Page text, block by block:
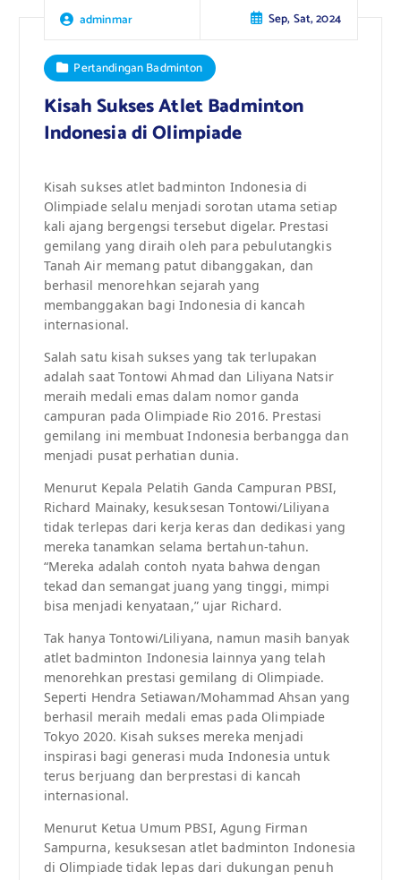
adminmar Sep, Sat, 2024
Pertandingan Badminton
Kisah Sukses Atlet Badminton
Indonesia di Olimpiade
Kisah sukses atlet badminton Indonesia di
Olimpiade selalu menjadi sorotan utama setiap
kali ajang bergengsi tersebut digelar. Prestasi
gemilang yang diraih oleh para pebulutangkis
Tanah Air memang patut dibanggakan, dan
berhasil menorehkan sejarah yang
membanggakan bagi Indonesia di kancah
internasional.
Salah satu kisah sukses yang tak terlupakan
adalah saat Tontowi Ahmad dan Liliyana Natsir
meraih medali emas dalam nomor ganda
campuran pada Olimpiade Rio 2016. Prestasi
gemilang ini membuat Indonesia berbangga dan
menjadi pusat perhatian dunia.
Menurut Kepala Pelatih Ganda Campuran PBSI,
Richard Mainaky, kesuksesan Tontowi/Liliyana
tidak terlepas dari kerja keras dan dedikasi yang
mereka tanamkan selama bertahun-tahun.
“Mereka adalah contoh nyata bahwa dengan
tekad dan semangat juang yang tinggi, mimpi
bisa menjadi kenyataan,” ujar Richard.
Tak hanya Tontowi/Liliyana, namun masih banyak
atlet badminton Indonesia lainnya yang telah
menorehkan prestasi gemilang di Olimpiade.
Seperti Hendra Setiawan/Mohammad Ahsan yang
berhasil meraih medali emas pada Olimpiade
Tokyo 2020. Kisah sukses mereka menjadi
inspirasi bagi generasi muda Indonesia untuk
terus berjuang dan berprestasi di kancah
internasional.
Menurut Ketua Umum PBSI, Agung Firman
Sampurna, kesuksesan atlet badminton Indonesia
di Olimpiade tidak lepas dari dukungan penuh